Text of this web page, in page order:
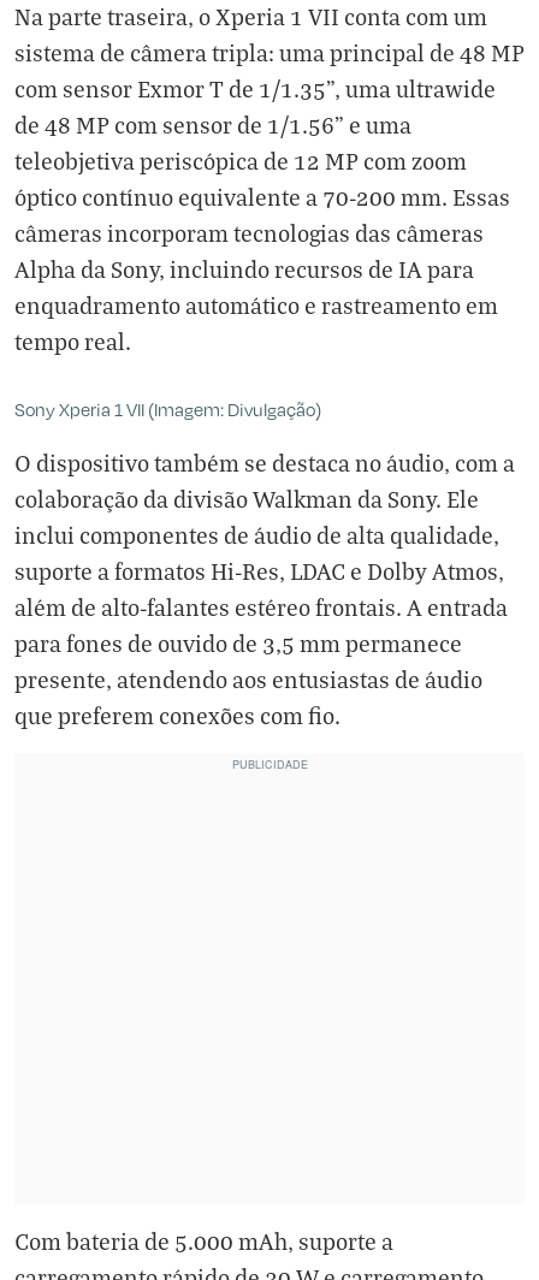
Na parte traseira, o Xperia 1 VII conta com um
sistema de câmera tripla: uma principal de 48 MP
com sensor Exmor T de 1/1.35", uma ultrawide
de 48 MP com sensor de 1/1.56" e uma
teleobjetiva periscópica de 12 MP com zoom
óptico contínuo equivalente a 70-200 mm. Essas
câmeras incorporam tecnologias das câmeras
Alpha da Sony, incluindo recursos de IA para
enquadramento automático e rastreamento em
tempo real.
Sony Xperia 1 VII (Imagem: Divulgação)
O dispositivo também se destaca no áudio, com a
colaboração da divisão Walkman da Sony. Ele
inclui componentes de áudio de alta qualidade,
suporte a formatos Hi-Res, LDAC e Dolby Atmos,
além de alto-falantes estéreo frontais. A entrada
para fones de ouvido de 3,5 mm permanece
presente, atendendo aos entusiastas de áudio
que preferem conexões com fio.
Com bateria de 5.000 mAh, suporte a